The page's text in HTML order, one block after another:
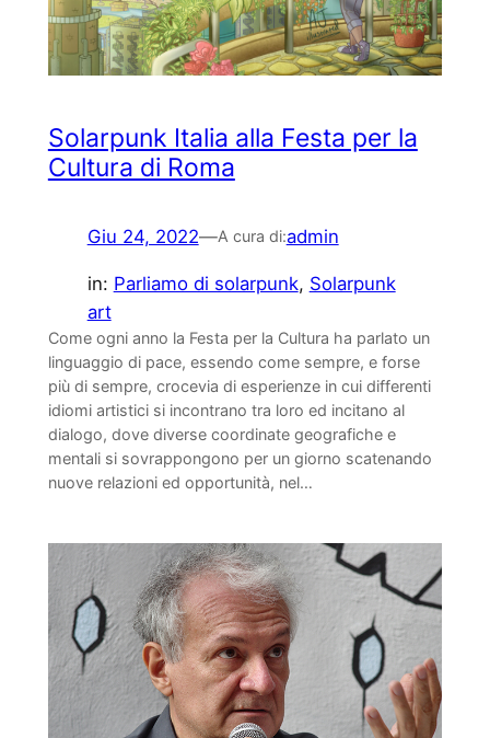
Solarpunk Italia alla Festa per la
Cultura di Roma
Giu 24, 2022—A cura di:admin
in: Parliamo di solarpunk, Solarpunk
art
Come ogni anno la Festa per la Cultura ha parlato un
linguaggio di pace, essendo come sempre, e forse
più di sempre, crocevia di esperienze in cui differenti
idiomi artistici si incontrano tra loro ed incitano al
dialogo, dove diverse coordinate geografiche e
mentali si sovrappongono per un giorno scatenando
nuove relazioni ed opportunità, nel…